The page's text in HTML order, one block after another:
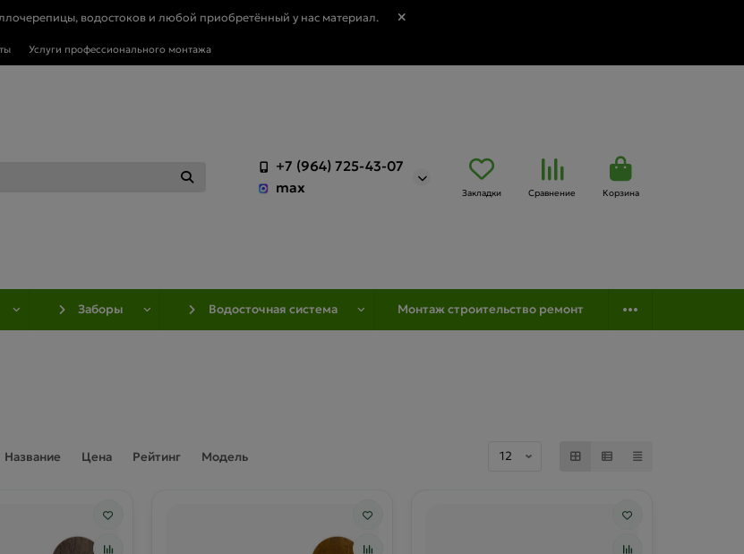
водостоков и любой приобретённый у нас материал.
Услуги профессионального монтажа
+7 (964) 725-43-07
max
Закладки Сравнение Корзина
Заборы Водосточная система Монтаж строительство ремонт
Название Цена Рейтинг Модель